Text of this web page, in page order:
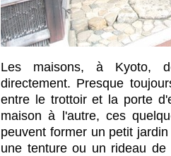
Les maisons, à Kyoto,
directement. Presque
entre le trottoir et la porte
maison à l'autre, ces
peuvent former un petit
une tenture ou un rideau